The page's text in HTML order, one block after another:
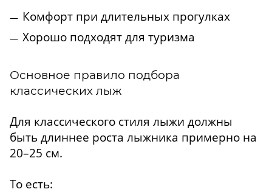
Комфорт при длительных прогулках
Хорошо подходят для туризма
Основное правило подбора
классических лыж
Для классического стиля лыжи должны
быть длиннее роста лыжника примерно на
20–25 см.
То есть: